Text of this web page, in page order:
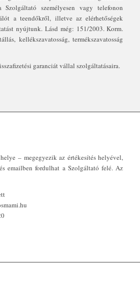
személyesen vagy telefonon
a teendőkről, illetve az elérhetőségek
nyújtunk. Lásd még: 151/2003. Korm.
kellékszavatosság, termékszavatosság
garanciát vállal szolgáltatásaira.
– megegyezik az értékesítés helyével,
emailben fordulhat a Szolgáltató felé. Az